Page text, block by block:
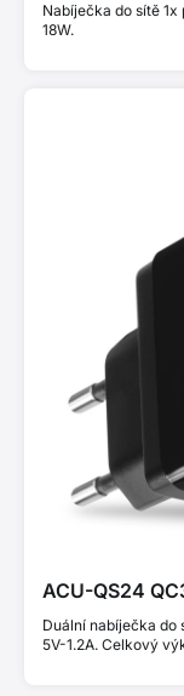
Nabíječka do sítě 1x
18W.
ACU-QS24
Duální nabíječka do
5V-1.2A. Celkový